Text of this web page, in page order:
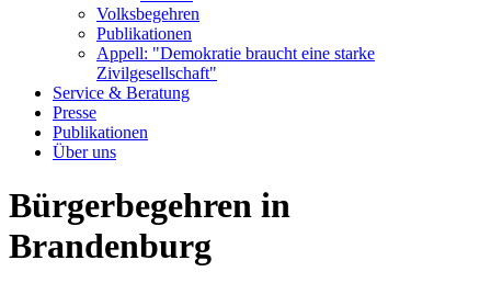
Volksbegehren
Publikationen
Appell: "Demokratie braucht eine starke
Zivilgesellschaft"
Service & Beratung
Presse
Publikationen
Über uns
Bürgerbegehren in
Brandenburg